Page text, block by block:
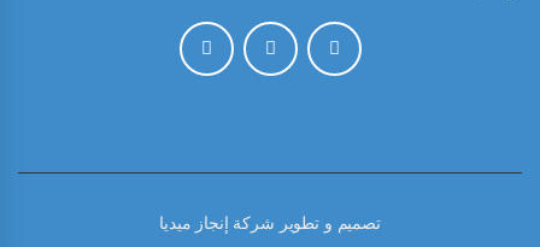
تصميم و تطوير شركة إنجاز ميديا